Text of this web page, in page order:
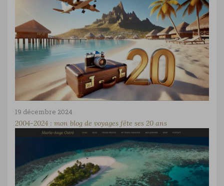
19 décembre 2024
2004-2024 : mon blog de voyages fête ses 20 ans